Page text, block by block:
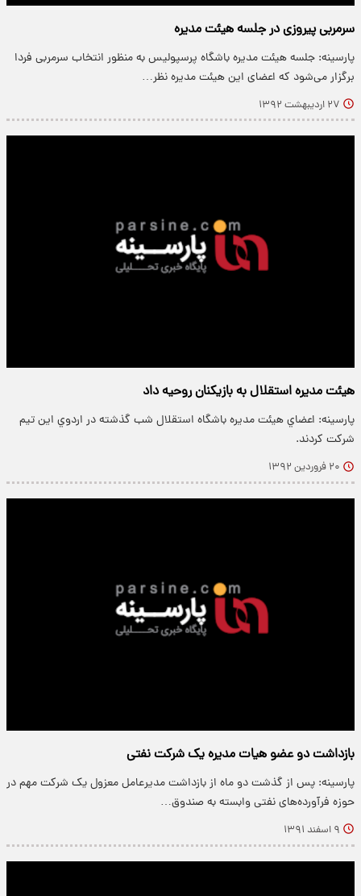
سرمربی پیروزی در جلسه هیئت مدیره
پارسینه: جلسه هیئت مدیره باشگاه پرسپولیس به منظور انتخاب سرمربی فردا
برگزار می‌شود که اعضای این هیئت مدیره نظر…
۲۷ اردیبهشت ۱۳۹۲
هيئت مديره استقلال به بازيکنان روحيه داد
پارسینه: اعضاي هيئت مديره باشگاه استقلال شب گذشته در اردوي اين تيم
شرکت کردند.
۲۰ فروردین ۱۳۹۲
بازداشت دو عضو هیات مدیره یک شرکت نفتی
پارسینه: پس از گذشت دو ماه از بازداشت مدیرعامل معزول یک شرکت مهم در
حوزه فرآورده‌های نفتی وابسته به صندوق…
۹ اسفند ۱۳۹۱